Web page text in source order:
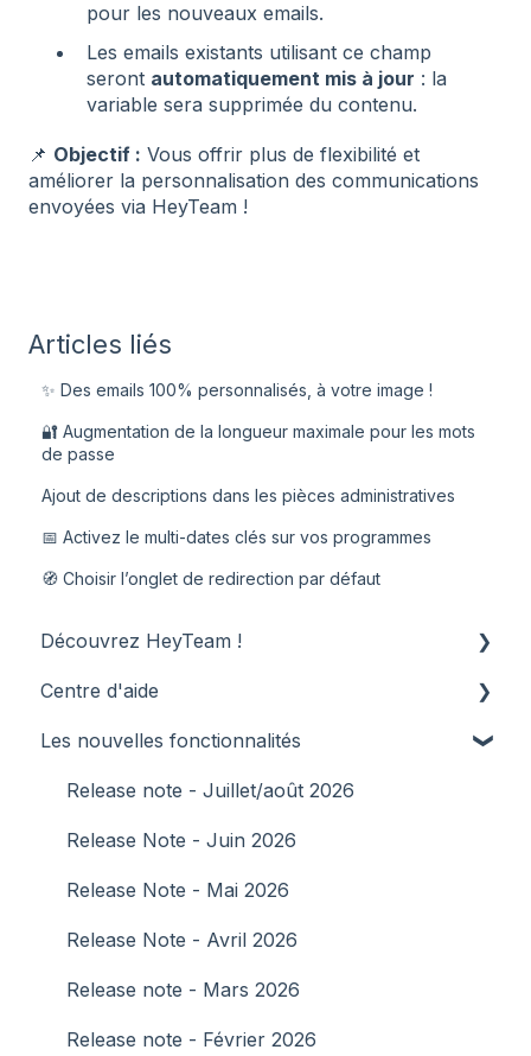
pour les nouveaux emails.
Les emails existants utilisant ce champ
seront automatiquement mis à jour : la
variable sera supprimée du contenu.
📌 Objectif : Vous offrir plus de flexibilité et
améliorer la personnalisation des communications
envoyées via HeyTeam !
Articles liés
✨ Des emails 100% personnalisés, à votre image !
🔐 Augmentation de la longueur maximale pour les mots
de passe
Ajout de descriptions dans les pièces administratives
📅 Activez le multi-dates clés sur vos programmes
🧭 Choisir l’onglet de redirection par défaut
Découvrez HeyTeam !
Informations générales
Les étapes de lancement
Centre d'aide
1️⃣ Connexion
2️⃣ Parcours et gestion des collaborateurs
3️⃣ Pièces administratives et dossier
collaborateur
6️⃣ Création de contenus et ressources
Les nouvelles fonctionnalités
Release note - Juillet/août 2026
Release Note - Juin 2026
Release Note - Mai 2026
Release Note - Avril 2026
Release note - Mars 2026
Release note - Février 2026